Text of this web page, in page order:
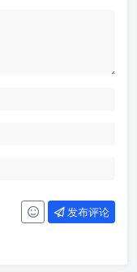
发布评论